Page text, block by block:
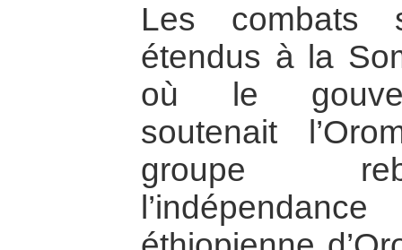
Les combats
étendus à la
où le
soutenait
groupe